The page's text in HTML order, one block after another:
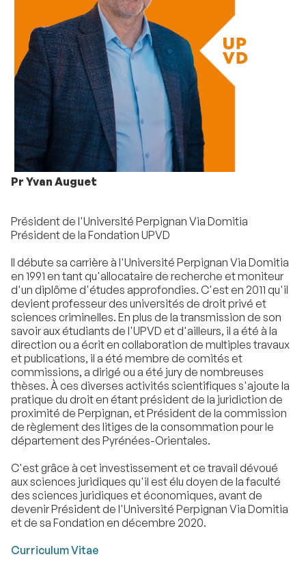
Pr Yvan Auguet
Président de l'Université Perpignan Via Domitia
Président de la Fondation UPVD
Il débute sa carrière à l'Université Perpignan Via Domitia
en 1991 en tant qu'allocataire de recherche et moniteur
d'un diplôme d'études approfondies. C'est en 2011 qu'il
devient professeur des universités de droit privé et
sciences criminelles. En plus de la transmission de son
savoir aux étudiants de l'UPVD et d'ailleurs, il a été à la
direction ou a écrit en collaboration de multiples travaux
et publications, il a été membre de comités et
commissions, a dirigé ou a été jury de nombreuses
thèses. À ces diverses activités scientifiques s'ajoute la
pratique du droit en étant président de la juridiction de
proximité de Perpignan, et Président de la commission
de règlement des litiges de la consommation pour le
département des Pyrénées-Orientales.
C'est grâce à cet investissement et ce travail dévoué
aux sciences juridiques qu'il est élu doyen de la faculté
des sciences juridiques et économiques, avant de
devenir Président de l'Université Perpignan Via Domitia
et de sa Fondation en décembre 2020.
Curriculum Vitae